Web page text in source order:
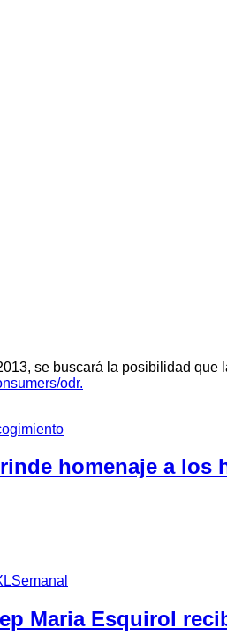
se buscará la posibilidad que
odr.
homenaje a los
Maria Esquirol